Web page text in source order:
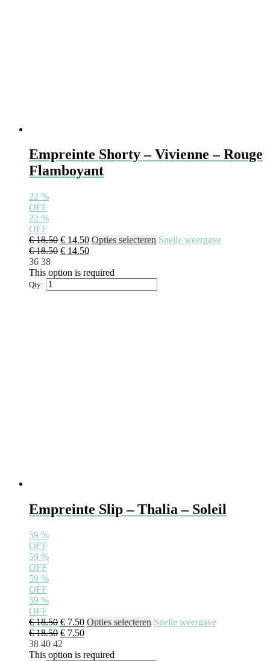
Empreinte Shorty – Vivienne – Rouge
Flamboyant
22 %
OFF
22 %
OFF
€18.50 € 14.50 Opties selecteren Snelle weergave
€18.50 € 14.50
36 38
This option is required
Qty:
Empreinte Slip – Thalia – Soleil
59 %
OFF
59 %
OFF
59 %
OFF
59 %
OFF
€18.50 € 7.50 Opties selecteren Snelle weergave
€18.50 € 7.50
38 40 42
This option is required